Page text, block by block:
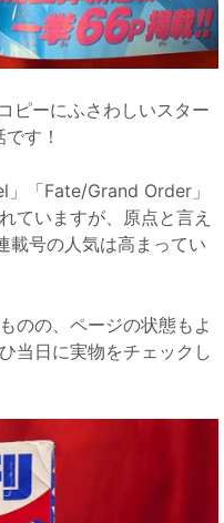
ピーにふさわしいスター
す！
「Fate/Grand Order」
ていますが、原点と言え
載号の人気は高まってい
のの、ページの状態もよ
当日に実物をチェックし